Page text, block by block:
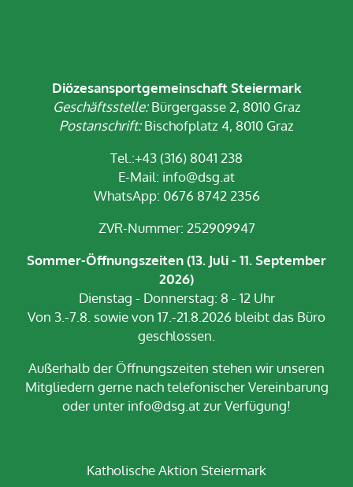
Diözesansportgemeinschaft Steiermark
Geschäftsstelle:Bürgergasse 2, 8010 Graz
Postanschrift:Bischofplatz 4, 8010 Graz
Tel.:+43 (316) 8041 238
E-Mail: info@dsg.at
WhatsApp: 0676 8742 2356
ZVR-Nummer: 252909947
Sommer-Öffnungszeiten (13. Juli - 11. September
2026)
Dienstag - Donnerstag: 8 - 12 Uhr
Von 3.-7.8. sowie von 17.-21.8.2026 bleibt das Büro
geschlossen.
Außerhalb der Öffnungszeiten stehen wir unseren
Mitgliedern gerne nach telefonischer Vereinbarung
oder unter info@dsg.at zur Verfügung!
Katholische Aktion Steiermark